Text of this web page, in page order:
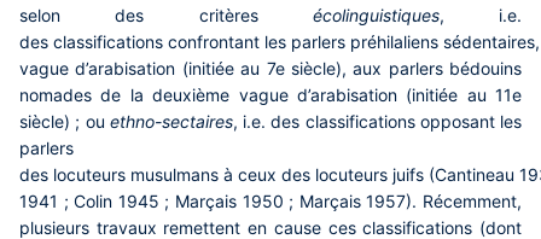
selon des critères écolinguistiques, i.e.
des classifications confrontant les parlers préhilaliens
vague d’arabisation (initiée au 7e siècle), aux parlers bédouins
nomades de la deuxième vague d’arabisation (initiée au 11e
siècle) ; ou ethno-sectaires, i.e. des classifications opposant les
parlers
des locuteurs musulmans à ceux des locuteurs juifs (Cantineau
1941 ; Colin 1945 ; Marçais 1950 ; Marçais 1957). Récemment,
plusieurs travaux remettent en cause ces classifications (dont